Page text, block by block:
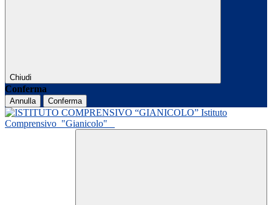
Chiudi
Conferma
Annulla Conferma
Istituto
Comprensivo "Gianicolo"